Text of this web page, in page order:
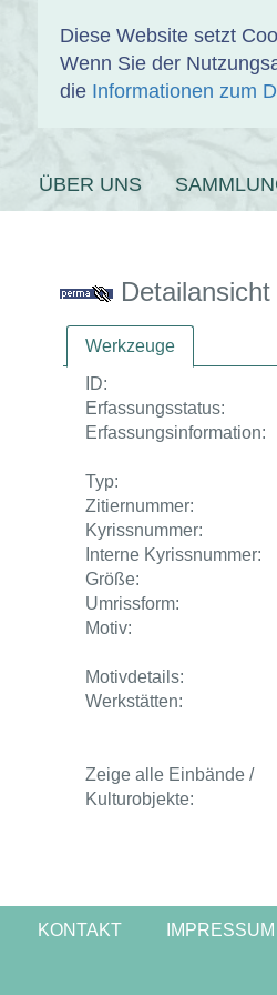
Diese Website setzt
Wenn Sie der
die Informationen zum
ÜBER UNS
Detailansicht
Werkzeuge
ID:
Erfassungsstatus:
Erfassungsinformation:
Typ:
Zitiernummer:
Kyrissnummer:
Interne Kyrissnummer:
Größe:
Umrissform:
Motiv:
Motivdetails:
Werkstätten:
Zeige alle Einbände /
Kulturobjekte:
KONTAKT IMPRESSUM